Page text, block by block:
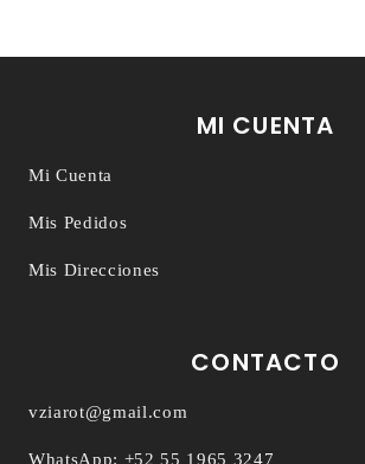
MI CUENTA
Mi Cuenta
Mis Pedidos
Mis Direcciones
CONTACTO
vziarot@gmail.com
WhatsApp: +52 55 1965 3247